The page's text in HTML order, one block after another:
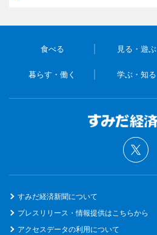
食べる 見る・遊ぶ
暮らす・働く 学ぶ・知る
すみだ経済新聞について
プレスリリース・情報提供はこちらから
アクセスデータの利用について